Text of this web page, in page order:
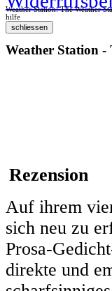
Weather Station: The Weather
hilfe
Weather Station -
Rezension
Auf ihrem
sich neu zu
Prosa-
direkte und